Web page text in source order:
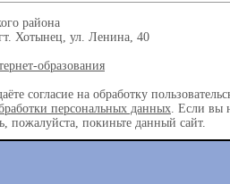
района
Хотынец, ул. Ленина, 40
образования
согласие на обработку
персональных данных. Если вы
пожалуйста, покиньте данный сайт.